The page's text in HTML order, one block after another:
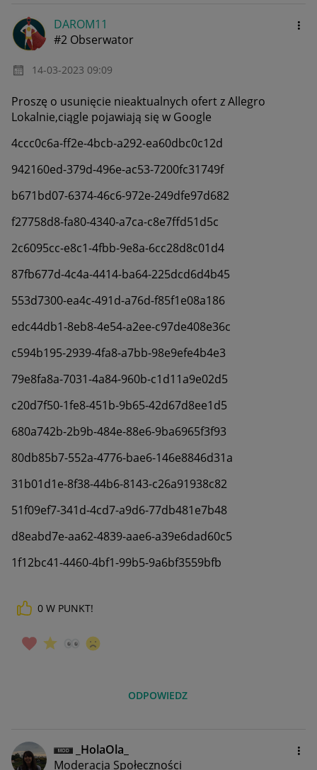
DAROM11
#2 Obserwator
‎14-03-2023 09:09
Proszę o usunięcie nieaktualnych ofert z Allegro
Lokalnie,ciągle pojawiają się w Google
4ccc0c6a-ff2e-4bcb-a292-ea60dbc0c12d
942160ed-379d-496e-ac53-7200fc31749f
b671bd07-6374-46c6-972e-249dfe97d682
f27758d8-fa80-4340-a7ca-c8e7ffd51d5c
2c6095cc-e8c1-4fbb-9e8a-6cc28d8c01d4
87fb677d-4c4a-4414-ba64-225dcd6d4b45
553d7300-ea4c-491d-a76d-f85f1e08a186
edc44db1-8eb8-4e54-a2ee-c97de408e36c
c594b195-2939-4fa8-a7bb-98e9efe4b4e3
79e8fa8a-7031-4a84-960b-c1d11a9e02d5
c20d7f50-1fe8-451b-9b65-42d67d8ee1d5
680a742b-2b9b-484e-88e6-9ba6965f3f93
80db85b7-552a-4776-bae6-146e8846d31a
31b01d1e-8f38-44b6-8143-c26a91938c82
51f09ef7-341d-4cd7-a9d6-77db481e7b48
d8eabd7e-aa62-4839-aae6-a39e6dad60c5
1f12bc41-4460-4bf1-99b5-9a6bf3559bfb
0 W PUNKT!
ODPOWIEDZ
_HolaOla_
Moderacja Społeczności